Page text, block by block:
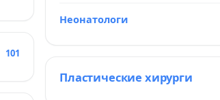
101
Неонатологи
Пластические хирурги